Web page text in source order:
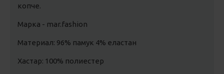
копче.
Марка - mar.fashion
Материал: 96% памук 4% еластан
Хастар: 100% полиестер